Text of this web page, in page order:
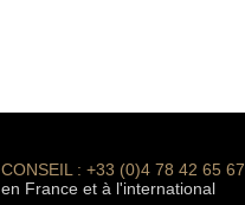
CONSEIL : +33 (0)4 78 42 65 67
en France et à l'international